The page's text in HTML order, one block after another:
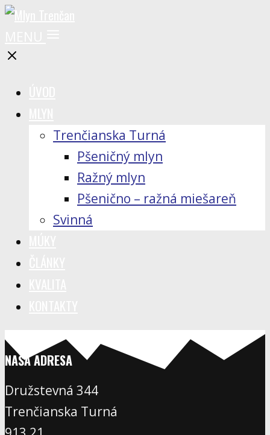
Trenčianska Turná
Pšeničný mlyn
Ražný mlyn
Pšenično – ražná miešareň
Svinná
NAŠA ADRESA
Družstevná 344
Trenčianska Turná